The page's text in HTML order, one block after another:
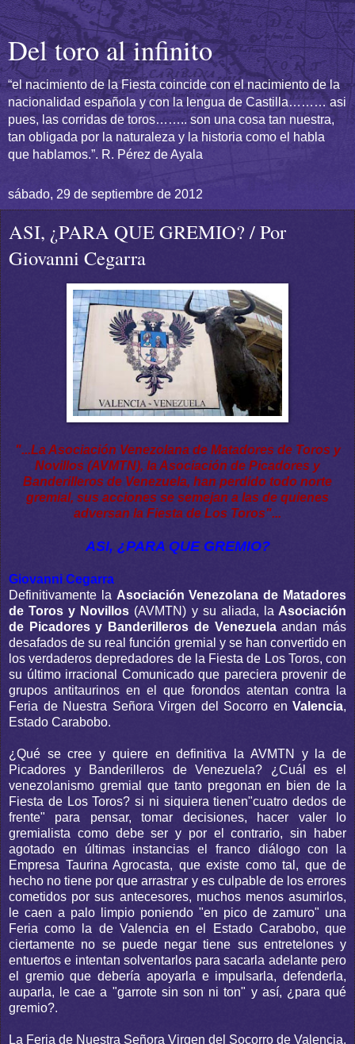
Del toro al infinito
“el nacimiento de la Fiesta coincide con el nacimiento de la
nacionalidad española y con la lengua de Castilla……… asi
pues, las corridas de toros…….. son una cosa tan nuestra,
tan obligada por la naturaleza y la historia como el habla
que hablamos.”. R. Pérez de Ayala
sábado, 29 de septiembre de 2012
ASI, ¿PARA QUE GREMIO? / Por
Giovanni Cegarra
"...La Asociación Venezolana de Matadores de Toros y
Novillos (AVMTN), la Asociación de Picadores y
Banderilleros de Venezuela, han perdido todo norte
gremial, sus acciones se semejan a las de quienes
adversan la Fiesta de Los Toros"...
ASI, ¿PARA QUE GREMIO?
Giovanni Cegarra
Definitivamente la Asociación Venezolana de Matadores
de Toros y Novillos (AVMTN) y su aliada, la Asociación
de Picadores y Banderilleros de Venezuelaandan más
desafados de su real función gremial y se han convertido en
los verdaderos depredadores de la Fiesta de Los Toros, con
su último irracional Comunicado que pareciera provenir de
grupos antitaurinos en el que forondos atentan contra la
Feria de Nuestra Señora Virgen del Socorro en Valencia,
Estado Carabobo.
¿Qué se cree y quiere en definitiva la AVMTN y la de
Picadores y Banderilleros de Venezuela? ¿Cuál es el
venezolanismo gremial que tanto pregonan en bien de la
Fiesta de Los Toros? si ni siquiera tienen"cuatro dedos de
frente" para pensar, tomar decisiones, hacer valer lo
gremialista como debe ser y por el contrario, sin haber
agotado en últimas instancias el franco diálogo con la
Empresa Taurina Agrocasta, que existe como tal, que de
hecho no tiene por que arrastrar y es culpable de los errores
cometidos por sus antecesores, muchos menos asumirlos,
le caen a palo limpio poniendo "en pico de zamuro" una
Feria como la de Valencia en el Estado Carabobo, que
ciertamente no se puede negar tiene sus entretelones y
entuertos e intentan solventarlos para sacarla adelante pero
el gremio que debería apoyarla e impulsarla, defenderla,
auparla, le cae a "garrote sin son ni ton" y así, ¿para qué
gremio?.
La Feria de Nuestra Señora Virgen del Socorro de Valencia,